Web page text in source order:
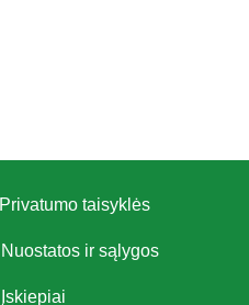
Privatumo taisyklės
Nuostatos ir sąlygos
Įskiepiai